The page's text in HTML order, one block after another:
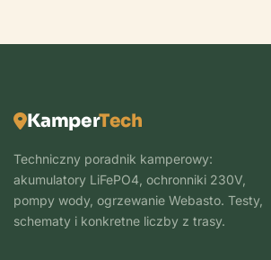
KamperTech
Techniczny poradnik kamperowy:
akumulatory LiFePO4, ochronniki 230V,
pompy wody, ogrzewanie Webasto. Testy,
schematy i konkretne liczby z trasy.